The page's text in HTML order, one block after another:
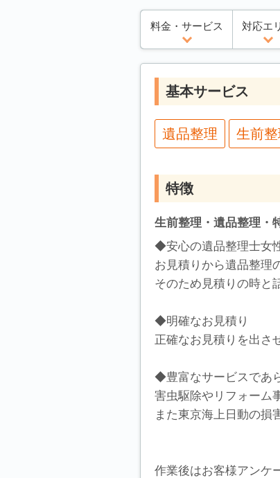
料金・サービス 対応エ
基本サービス
遺品整理 生前整
特徴
生前整理・遺品整理・
◆安心の遺品整理士女
お見積りから遺品整理
そのため見積りの時と
◆明確なお見積り
正確なお見積りを出さ
◆豊富なサービスであ
害虫駆除やリフォーム
また東京海上日動の損
作業後はお客様アンケ